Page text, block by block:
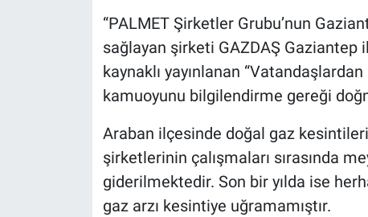
“PALMET Şirketler Grubu’nun
sağlayan şirketi GAZDAŞ
kaynaklı yayınlanan
kamuoyunu bilgilendirme gereği
Araban ilçesinde doğal gaz
şirketlerinin çalışmaları sırasında
giderilmektedir. Son bir yılda ise
gaz arzı kesintiye uğramamıştır.